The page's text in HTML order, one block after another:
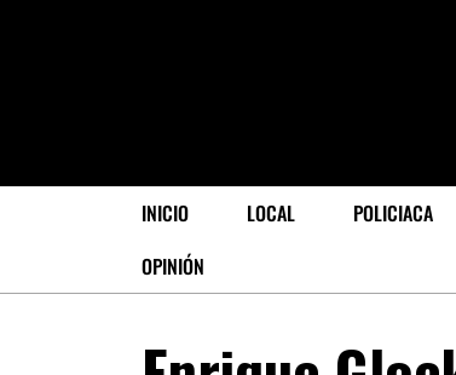
INICIO LOCAL POLICIACA
OPINIÓN